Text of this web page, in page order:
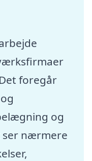
foregår
og
nærmere